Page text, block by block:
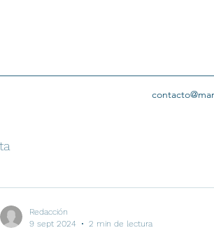
Redacción
9 sept 2024
2 min de lectura